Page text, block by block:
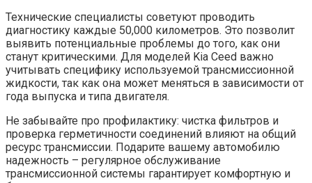
Технические специалисты советуют проводить
диагностику каждые 50,000 километров. Это позволит
выявить потенциальные проблемы до того, как они
станут критическими. Для моделей Kia Ceed важно
учитывать специфику используемой трансмиссионной
жидкости, так как она может меняться в зависимости от
года выпуска и типа двигателя.
Не забывайте про профилактику: чистка фильтров и
проверка герметичности соединений влияют на общий
ресурс трансмиссии. Подарите вашему автомобилю
надежность – регулярное обслуживание
трансмиссионной системы гарантирует комфортную и